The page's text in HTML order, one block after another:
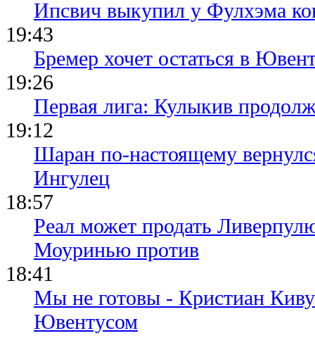
Ипсвич выкупил у Фулхэма
19:43
Бремер хочет остаться в
19:26
Первая лига: Кулыкив
19:12
Шаран по-настоящему
Ингулец
18:57
Реал может продать
Моуринью против
18:41
Мы не готовы - Кристиан
Ювентусом